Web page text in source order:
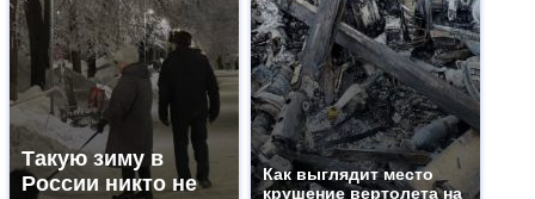
Такую зиму в
России никто не
Как выглядит место
крушение вертолета на